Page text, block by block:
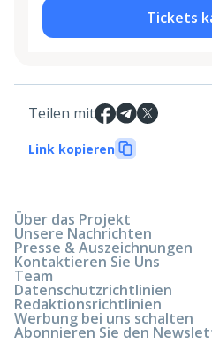
Tickets
Teilen mit
Link kopieren
Über das Projekt
Unsere Nachrichten
Presse & Auszeichnungen
Kontaktieren Sie Uns
Team
Datenschutzrichtlinien
Redaktionsrichtlinien
Werbung bei uns schalten
Abonnieren Sie den